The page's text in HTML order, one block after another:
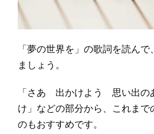
「夢の世界を」の歌詞を読ん
ましょう。
「さあ 出かけよう 思い出
け」などの部分から、これまで
のもおすすめです。